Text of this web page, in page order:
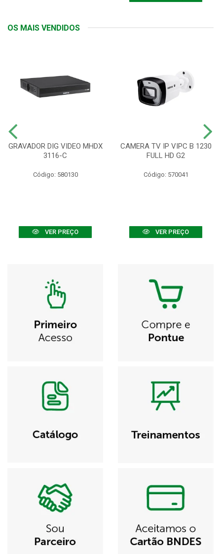
OS MAIS VENDIDOS
GRAVADOR DIG VIDEO MHDX
3116-C
Código: 580130
VER PREÇO
CAMERA TV IP VIPC B 1230
FULL HD G2
Código: 570041
VER PREÇO